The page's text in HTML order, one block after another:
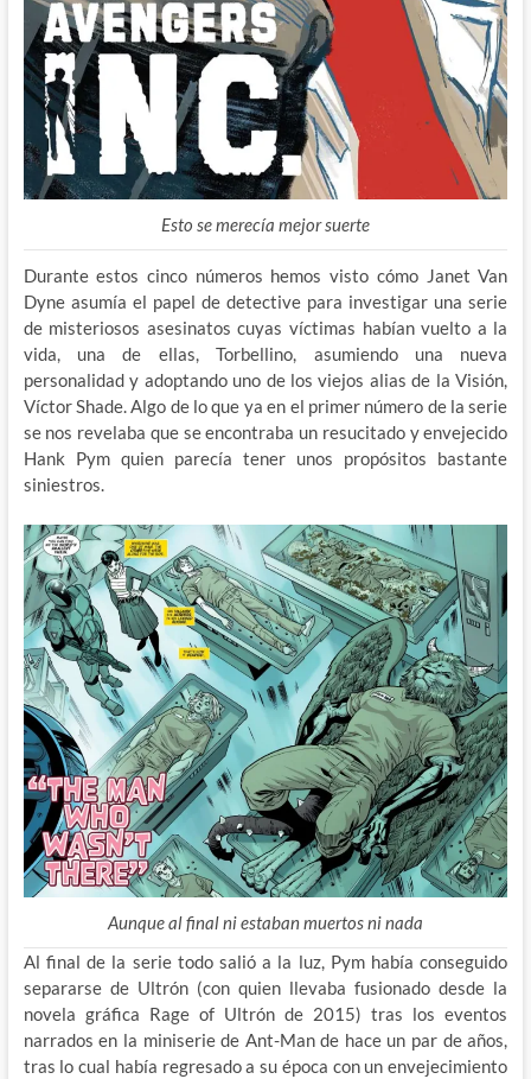
Esto se merecía mejor suerte
Durante estos cinco números hemos visto cómo Janet Van
Dyne asumía el papel de detective para investigar una serie
de misteriosos asesinatos cuyas víctimas habían vuelto a la
vida, una de ellas, Torbellino, asumiendo una nueva
personalidad y adoptando uno de los viejos alias de la Visión,
Víctor Shade. Algo de lo que ya en el primer número de la serie
se nos revelaba que se encontraba un resucitado y envejecido
Hank Pym quien parecía tener unos propósitos bastante
siniestros.
Aunque al final ni estaban muertos ni nada
Al final de la serie todo salió a la luz, Pym había conseguido
separarse de Ultrón (con quien llevaba fusionado desde la
novela gráfica Rage of Ultrón de 2015) tras los eventos
narrados en la miniserie de Ant-Man de hace un par de años,
tras lo cual había regresado a su época con un envejecimiento